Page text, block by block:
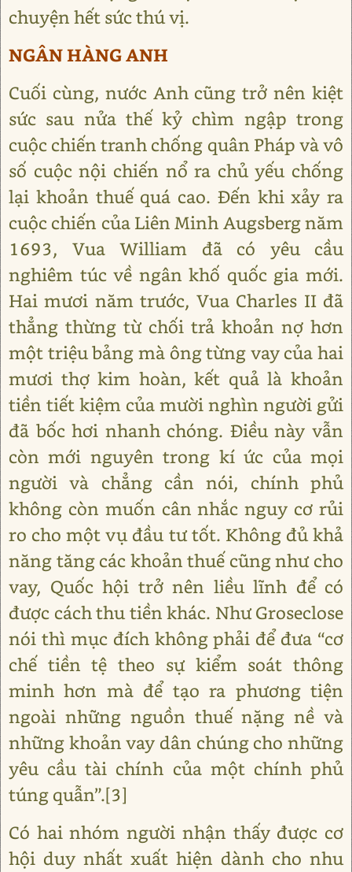
chuyện hết sức thú vị.
NGÂN HÀNG ANH
Cuối cùng, nước Anh cũng trở nên kiệt
sức sau nửa thế kỷ chìm ngập trong
cuộc chiến tranh chống quân Pháp và vô
số cuộc nội chiến nổ ra chủ yếu chống
lại khoản thuế quá cao. Đến khi xảy ra
cuộc chiến của Liên Minh Augsberg năm
1693, Vua William đã có yêu cầu
nghiêm túc về ngân khố quốc gia mới.
Hai mươi năm trước, Vua Charles II đã
thẳng thừng từ chối trả khoản nợ hơn
một triệu bảng mà ông từng vay của hai
mươi thợ kim hoàn, kết quả là khoản
tiền tiết kiệm của mười nghìn người gửi
đã bốc hơi nhanh chóng. Điều này vẫn
còn mới nguyên trong kí ức của mọi
người và chẳng cần nói, chính phủ
không còn muốn cân nhắc nguy cơ rủi
ro cho một vụ đầu tư tốt. Không đủ khả
năng tăng các khoản thuế cũng như cho
vay, Quốc hội trở nên liều lĩnh để có
được cách thu tiền khác. Như Groseclose
nói thì mục đích không phải để đưa “cơ
chế tiền tệ theo sự kiểm soát thông
minh hơn mà để tạo ra phương tiện
ngoài những nguồn thuế nặng nề và
những khoản vay dân chúng cho những
yêu cầu tài chính của một chính phủ
túng quẫn”.[3]
Có hai nhóm người nhận thấy được cơ
hội duy nhất xuất hiện dành cho nhu